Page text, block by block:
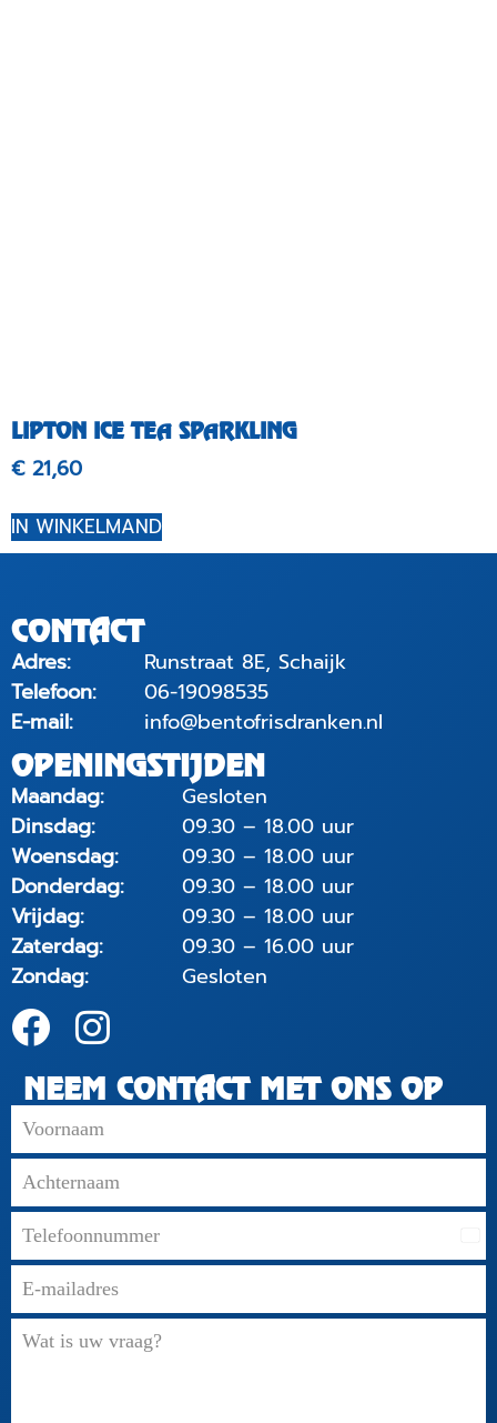
LIPTON ICE TEA SPARKLING
€21,60
IN WINKELMAND
CONTACT
Adres:
Telefoon:
E-mail:
Runstraat 8E, Schaijk
06-19098535
info@bentofrisdranken.nl
OPENINGSTIJDEN
Maandag:
Dinsdag:
Woensdag:
Donderdag:
Vrijdag:
Zaterdag:
Zondag:
Gesloten
09.30 – 18.00 uur
09.30 – 18.00 uur
09.30 – 18.00 uur
09.30 – 18.00 uur
09.30 – 16.00 uur
Gesloten
NEEM CONTACT MET ONS OP
+31